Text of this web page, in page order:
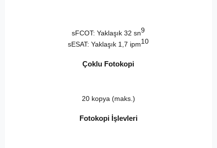
sFCOT: Yaklaşık 32 sn9
sESAT: Yaklaşık 1,7 ipm10
Çoklu Fotokopi
20 kopya (maks.)
Fotokopi İşlevleri